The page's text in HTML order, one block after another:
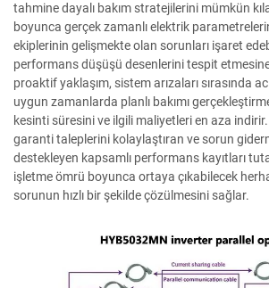
tahmine dayalı bakım stratejilerini mümkün
boyunca gerçek zamanlı elektrik
ekiplerinin gelişmekte olan sorunları işaret
performans düşüşü desenlerini tespit
proaktif yaklaşım, sistem arızaları sırasında
uygun zamanlarda planlı bakımı
kesinti süresini ve ilgili maliyetleri en aza indirir.
garanti taleplerini kolaylaştıran ve sorun
destekleyen kapsamlı performans kayıtları
işletme ömrü boyunca ortaya çıkabilecek
sorunun hızlı bir şekilde çözülmesini sağlar.